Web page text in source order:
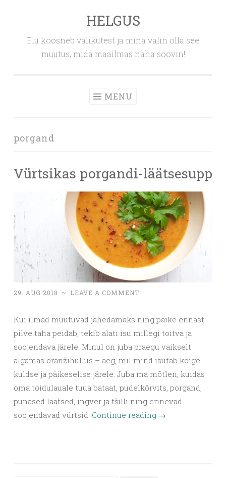
HELGUS
Elu koosneb valikutest ja mina valin olla see
muutus, mida maailmas näha soovin!
MENU
porgand
Vürtsikas porgandi-läätsesupp
29. AUG 2018 ~ LEAVE A COMMENT
Kui ilmad muutuvad jahedamaks ning päike ennast
pilve taha peidab, tekib alati isu millegi toitva ja
soojendava järele. Minul on juba praegu vaikselt
algamas oranžihullus – aeg, mil mind isutab kõige
kuldse ja päikeselise järele. Juba ma mõtlen, kuidas
oma toidulauale tuua bataat, pudelkõrvits, porgand,
punased läätsed, ingver ja tšilli ning erinevad
soojendavad vürtsid. Continue reading →